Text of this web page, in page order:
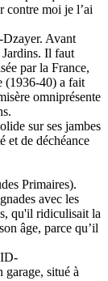
contre moi je l’ai
Avant
Jardins. Il faut
par la France,
(1936-40) a fait
omniprésente
sur ses jambes
et de déchéance
Primaires).
avec les
qu'il ridiculisait la
âge, parce qu’il
situé à